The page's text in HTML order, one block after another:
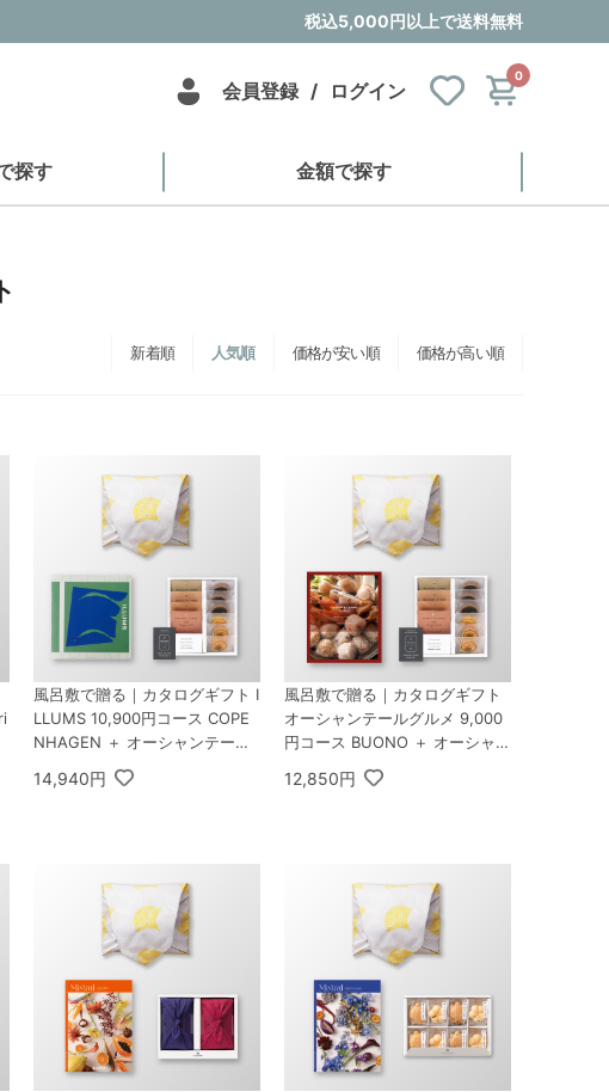
税込5,000円以上で送料無料
会員登録 / ログイン
0
探す 金額で探す
新着順 人気順 価格が安い順 価格が高い順
風呂敷で贈る｜カタログギフト I
LLUMS 10,900円コース COPE
NHAGEN ＋ オーシャンテール
Speciality Coffee＆バームセッ
ト A
14,940円
風呂敷で贈る｜カタログギフト
オーシャンテールグルメ 9,000
円コース BUONO ＋ オーシャン
テール Speciality Coffee＆バー
ムセット A
12,850円